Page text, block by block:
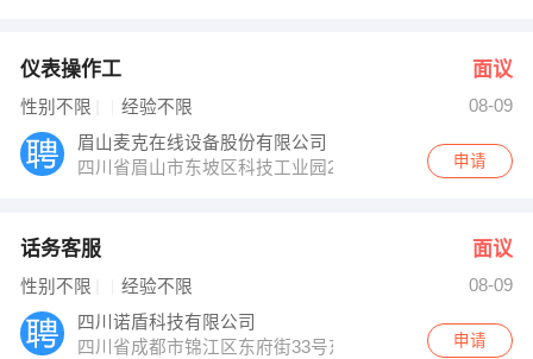
仪表操作工 面议
性别不限 经验不限
08-09
眉山麦克在线设备股份有限公司
四川省眉山市东坡区科技工业园2路
申请
话务客服 面议
性别不限 经验不限
08-09
四川诺盾科技有限公司
四川省成都市锦江区东府街33号东府九座大厦25层（四
申请